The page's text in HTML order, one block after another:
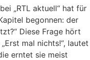
„RTL aktuell“ hat für
begonnen: der
Diese Frage hört
mal nichts!“, lautet
erntet sie meist